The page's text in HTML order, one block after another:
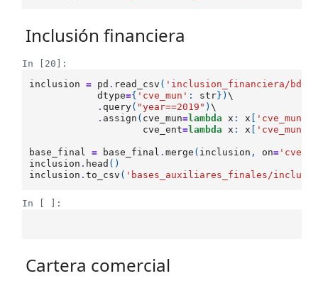
Inclusión financiera
In [20]:
inclusion
= pd . read_csv ( 'inclusion_financiera/
dtype={ 'cve_mun' : str})\
. query( "year==2019" )\
. assign ( cve_mun=lambda x : x 'cve_mun'
cve_ent=lambda x : x 'cve_mun'
base_final = base_final .merge ( inclusion , on=
inclusion . head ()
inclusion .to_csv ( 'bases_auxiliares_finales/
In [ ]:
Cartera comercial